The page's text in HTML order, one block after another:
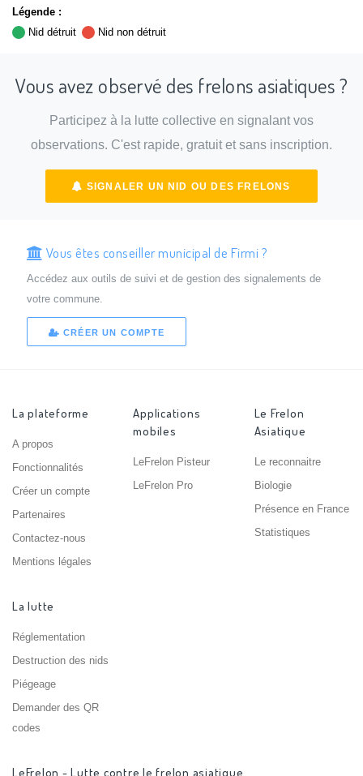
Légende :
Nid détruit
Nid non détruit
Vous avez observé des frelons asiatiques ?
Participez à la lutte collective en signalant vos
observations. C'est rapide, gratuit et sans inscription.
SIGNALER UN NID OU DES FRELONS
Vous êtes conseiller municipal de Firmi ?
Accédez aux outils de suivi et de gestion des signalements de
votre commune.
CRÉER UN COMPTE
La plateforme
A propos
Fonctionnalités
Créer un compte
Partenaires
Contactez-nous
Mentions légales
Applications
mobiles
LeFrelon Pisteur
LeFrelon Pro
Le Frelon
Asiatique
Le reconnaitre
Biologie
Présence en France
Statistiques
La lutte
Réglementation
Destruction des nids
Piégeage
Demander des QR
codes
LeFrelon - Lutte contre le frelon asiatique